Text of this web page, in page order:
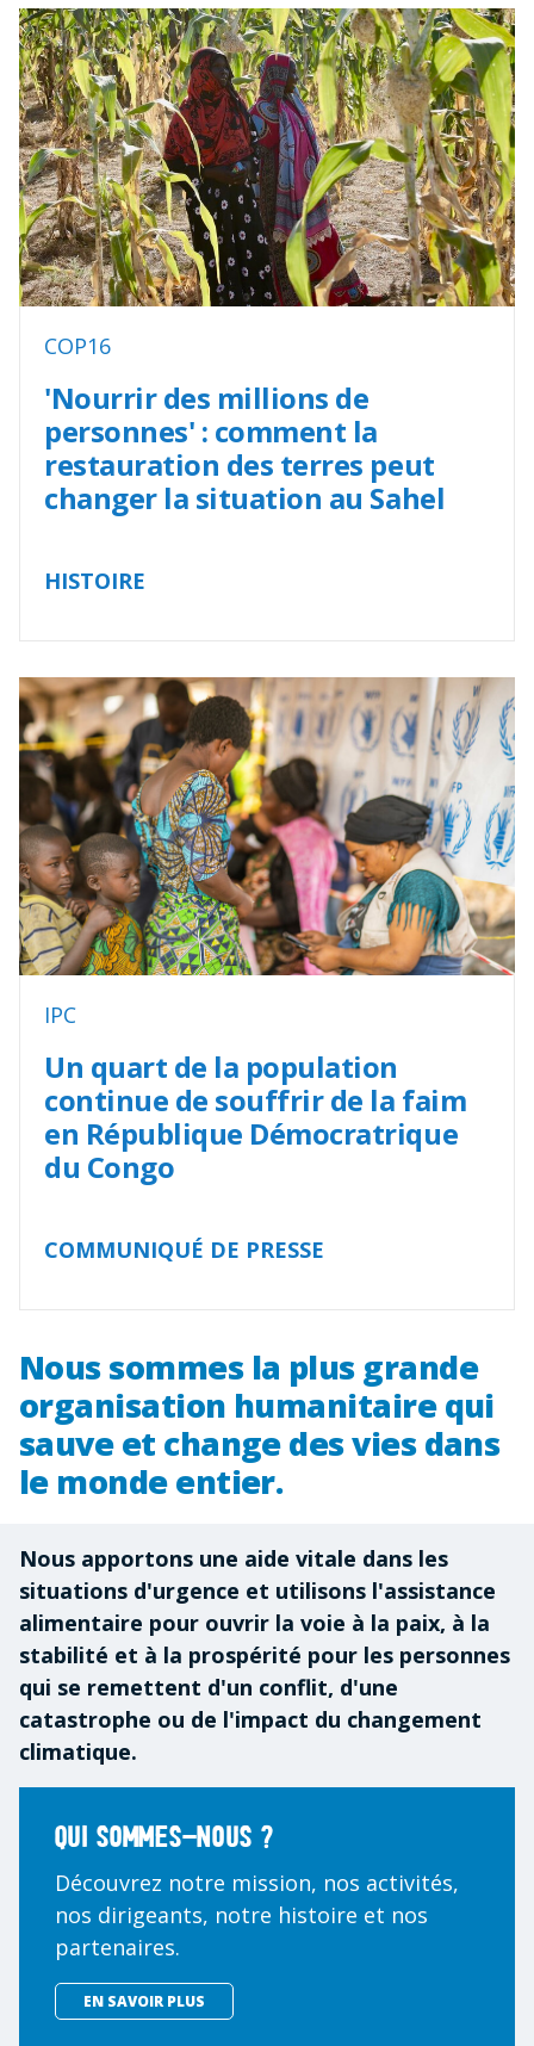
COP16
'Nourrir des millions de
personnes' : comment la
restauration des terres peut
changer la situation au Sahel
HISTOIRE
IPC
Un quart de la population
continue de souffrir de la faim
en République Démocratrique
du Congo
COMMUNIQUÉ DE PRESSE
Nous sommes la plus grande
organisation humanitaire qui
sauve et change des vies dans
le monde entier.
Nous apportons une aide vitale dans les
situations d'urgence et utilisons l'assistance
alimentaire pour ouvrir la voie à la paix, à la
stabilité et à la prospérité pour les personnes
qui se remettent d'un conflit, d'une
catastrophe ou de l'impact du changement
climatique.
Qui sommes-nous ?
Découvrez notre mission, nos activités,
nos dirigeants, notre histoire et nos
partenaires.
EN SAVOIR PLUS